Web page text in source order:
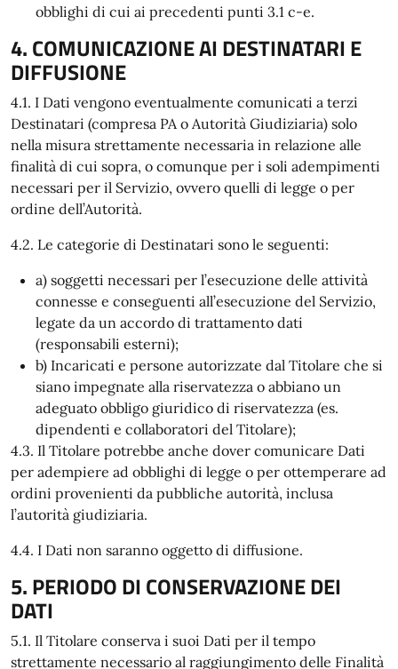
obblighi di cui ai precedenti punti 3.1 c-e.
4. COMUNICAZIONE AI DESTINATARI E
DIFFUSIONE
4.1. I Dati vengono eventualmente comunicati a terzi
Destinatari (compresa PA o Autorità Giudiziaria) solo
nella misura strettamente necessaria in relazione alle
finalità di cui sopra, o comunque per i soli adempimenti
necessari per il Servizio, ovvero quelli di legge o per
ordine dell’Autorità.
4.2. Le categorie di Destinatari sono le seguenti:
a) soggetti necessari per l’esecuzione delle attività
connesse e conseguenti all’esecuzione del Servizio,
legate da un accordo di trattamento dati
(responsabili esterni);
b) Incaricati e persone autorizzate dal Titolare che si
siano impegnate alla riservatezza o abbiano un
adeguato obbligo giuridico di riservatezza (es.
dipendenti e collaboratori del Titolare);
4.3. Il Titolare potrebbe anche dover comunicare Dati
per adempiere ad obblighi di legge o per ottemperare ad
ordini provenienti da pubbliche autorità, inclusa
l’autorità giudiziaria.
4.4. I Dati non saranno oggetto di diffusione.
5. PERIODO DI CONSERVAZIONE DEI
DATI
5.1. Il Titolare conserva i suoi Dati per il tempo
strettamente necessario al raggiungimento delle Finalità